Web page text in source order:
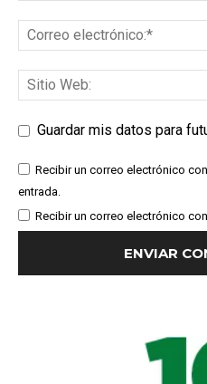
Guardar mis datos para
Recibir un correo electrónico
entrada.
Recibir un correo electrónico